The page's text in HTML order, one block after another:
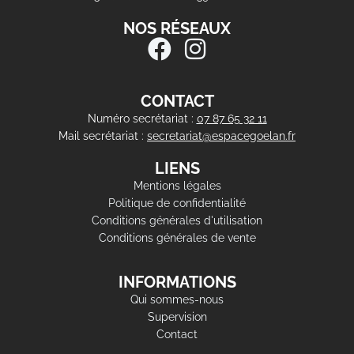
NOS RÉSEAUX
CONTACT
Numéro secrétariat : 07 87 65 32 11
Mail secrétariat : secretariat@espacegoelan.fr
LIENS
Mentions légales
Politique de confidentialité
Conditions générales d'utilisation
Conditions générales de vente
INFORMATIONS
Qui sommes-nous
Supervision
Contact